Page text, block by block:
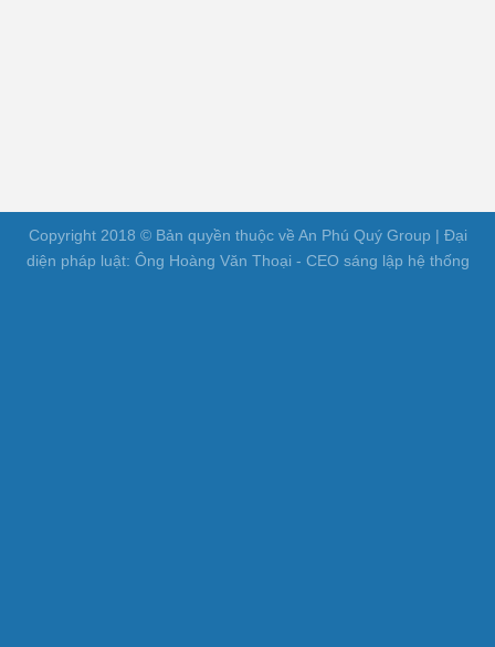
Copyright 2018 © Bản quyền thuộc về An Phú Quý Group | Đại
diện pháp luật: Ông Hoàng Văn Thoại - CEO sáng lập hệ thống